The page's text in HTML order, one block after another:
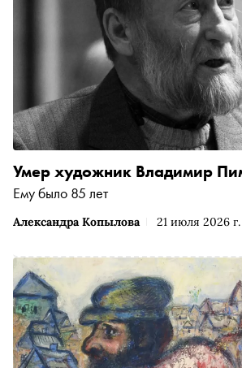
Александра Копылова 21 июля 2026 г.
Умер художник Владимир
Ему было 85 лет